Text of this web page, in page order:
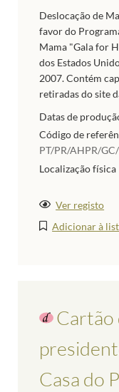
Deslocação de
favor do
Mama "Gala for
dos Estados
2007. Contém
retiradas do site
Datas de
Código de
PT/PR/AHPR/
Localização física
Ver registo
Adicionar à
Cartão
Casa do